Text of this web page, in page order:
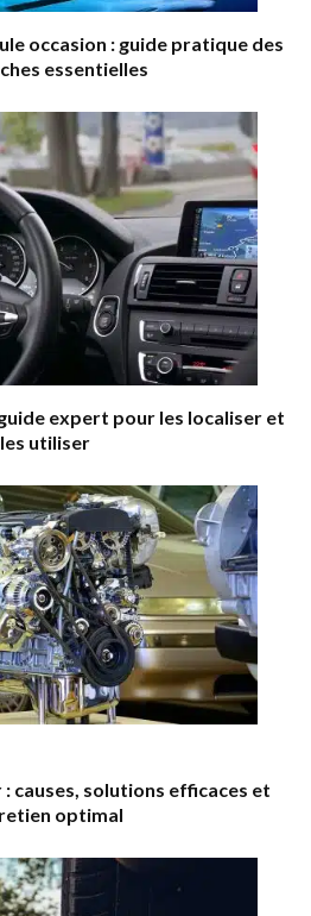
occasion : guide pratique des
essentielles
expert pour les localiser et
les utiliser
causes, solutions efficaces et
optimal